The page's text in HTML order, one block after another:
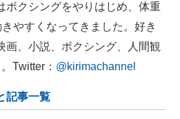
ボクシングをやりはじめ、体重
やすくなってきました。好き
画、小説、ボクシング、人間観
Twitter： @kirimachannel
記事一覧